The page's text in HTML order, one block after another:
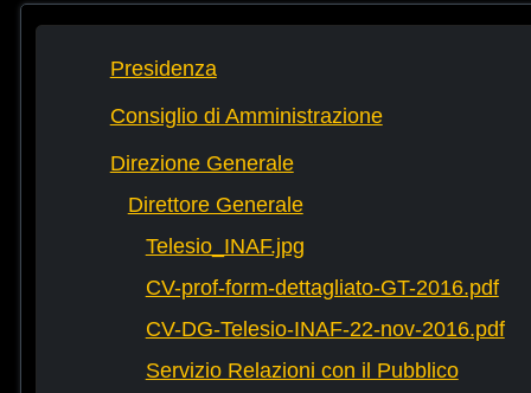
Presidenza
Consiglio di Amministrazione
Direzione Generale
Direttore Generale
Telesio_INAF.jpg
CV-prof-form-dettagliato-GT-2016.pdf
CV-DG-Telesio-INAF-22-nov-2016.pdf
Servizio Relazioni con il Pubblico